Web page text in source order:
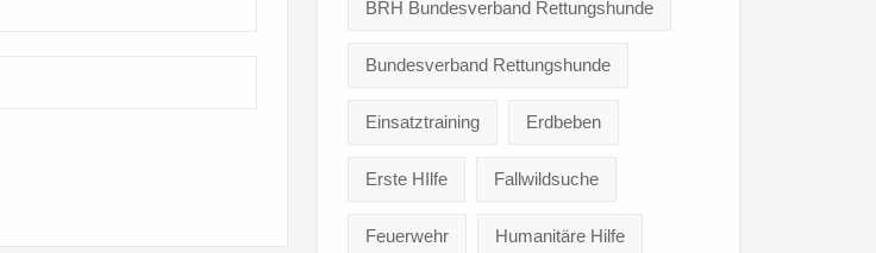
BRH Bundesverband Rettungshunde
Bundesverband Rettungshunde
Einsatztraining Erdbeben
Erste HIlfe Fallwildsuche
Feuerwehr Humanitäre Hilfe